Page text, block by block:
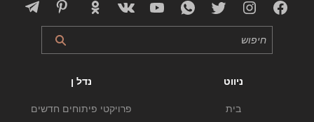
ניווט
בית
נדל ן
פרויקטי פיתוחים חדשים